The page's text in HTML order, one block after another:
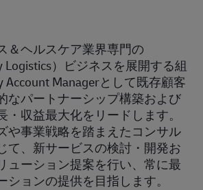
＆ヘルスケア業界専門の
Logistics）ビジネスを展開する組
Account Managerとして既存顧客
なパートナーシップ構築および
・収益最大化をリードします。
や事業戦略を踏まえたコンサル
て、新サービスの検討・開発お
ューション提案を行い、常に最
ションの提供を目指します。